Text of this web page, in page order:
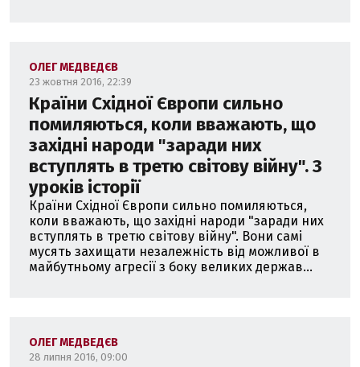
ОЛЕГ МЕДВЕДЄВ
23 жовтня 2016, 22:39
Країни Східної Європи сильно
помиляються, коли вважають, що
західні народи "заради них
вступлять в третю світову війну". З
уроків історії
Країни Східної Європи сильно помиляються,
коли вважають, що західні народи "заради них
вступлять в третю світову війну". Вони самі
мусять захищати незалежність від можливої в
майбутньому агресії з боку великих держав...
ОЛЕГ МЕДВЕДЄВ
28 липня 2016, 09:00